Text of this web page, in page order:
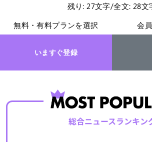
残り: 27文字/全文: 28文
無料・有料プランを選択
いますぐ登録
会
総合ニュースランキン